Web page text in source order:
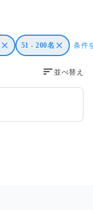
51 - 200名 条件
並べ替え